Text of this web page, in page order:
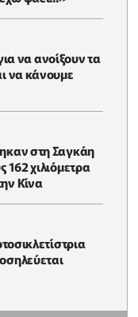
να ανοίξουν τα
να κάνουμε
στη Σαγκάη
χιλιόμετρα
Κίνα